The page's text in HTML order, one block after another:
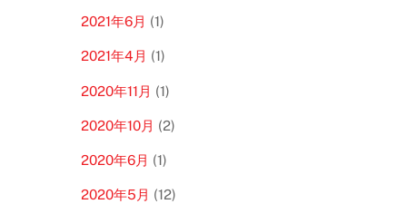
2021年6月 (1)
2021年4月 (1)
2020年11月 (1)
2020年10月 (2)
2020年6月 (1)
2020年5月 (12)